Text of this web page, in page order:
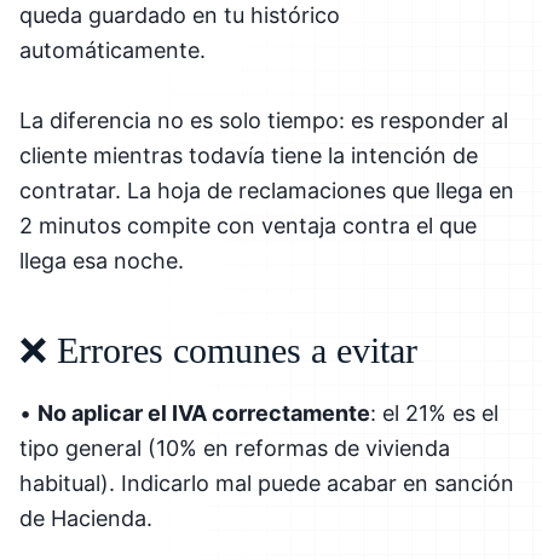
queda guardado en tu histórico
automáticamente.
La diferencia no es solo tiempo: es responder al
cliente mientras todavía tiene la intención de
contratar. La hoja de reclamaciones que llega en
2 minutos compite con ventaja contra el que
llega esa noche.
❌ Errores comunes a evitar
• No aplicar el IVA correctamente: el 21% es el
tipo general (10% en reformas de vivienda
habitual). Indicarlo mal puede acabar en sanción
de Hacienda.